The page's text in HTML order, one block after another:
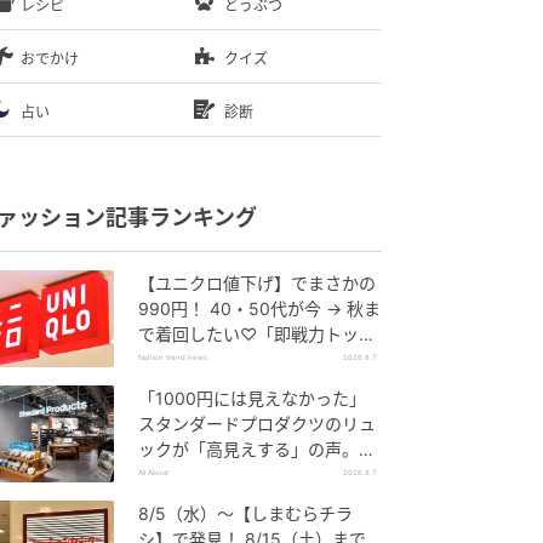
レシピ どうぶつ
おでかけ クイズ
占い 診断
ッション記事ランキング
【ユニクロ値下げ】でまさかの
990円！ 40・50代が今 → 秋ま
で着回したい♡「即戦力トップ
ス」
fashion trend news 2026.8.7
「1000円には見えなかった」
スタンダードプロダクツのリュ
ックが「高見えする」の声。2
個購入する人も
All About 2026.8.7
8/5（水）〜【しまむらチラ
シ】で発見！ 8/15（土）まで